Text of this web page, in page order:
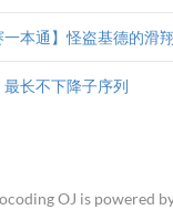
一本通】怪盗基德的滑
最长不下降子序列
OJ is powered